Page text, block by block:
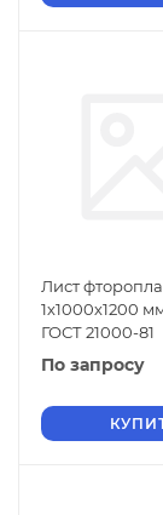
Лист
1х1000х1200
ГОСТ 21000-81
По запросу